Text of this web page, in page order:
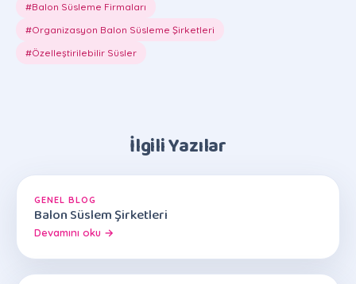
#Balon Süsleme Firmaları
#Organizasyon Balon Süsleme Şirketleri
#Özelleştirilebilir Süsler
İlgili Yazılar
GENEL BLOG
Balon Süslem Şirketleri
Devamını oku →